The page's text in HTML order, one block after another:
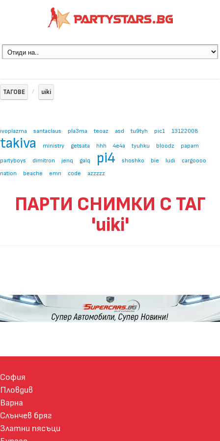
ТАГОВЕ uiki
ivoplazma santaclaus pla3ma teoaz asd tu9tyh pic1 13122008
takiva ministry getsata hhh 4e4a tyuhku bloodz
papam
partyboys
dimitron jenq galq pi4 shoshko bie ludi
cargoooo
nation
beache emn code azzzzz
ПАРТИ СНИМКИ С ТАГ
'uiki'
София
Пловдив
Варна
Слънчев бряг
Златни пясъци